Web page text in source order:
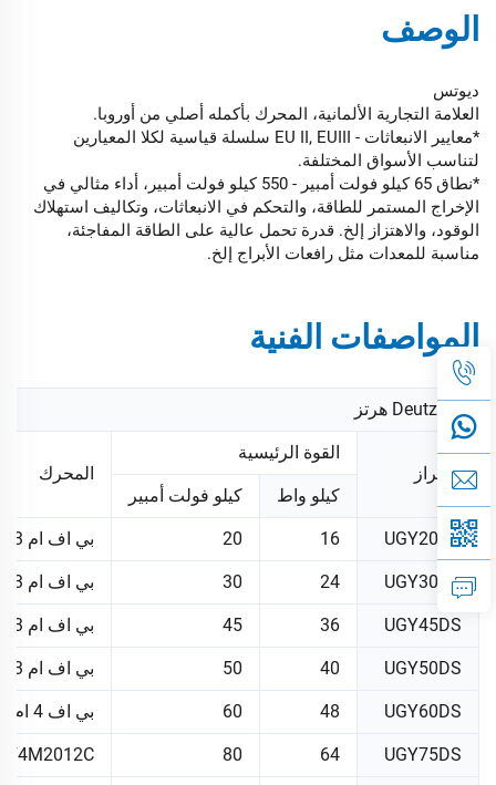
الوصف
ديوتس
العلامة التجارية الألمانية، المحرك بأكمله أصلي من أوروبا.
*معايير الانبعاثات - EU II, EUIII سلسلة قياسية لكلا المعيارين
لتناسب الأسواق المختلفة.
*نطاق 65 كيلو فولت أمبير - 550 كيلو فولت أمبير، أداء مثالي في
الإخراج المستمر للطاقة، والتحكم في الانبعاثات، وتكاليف استهلاك
الوقود، والاهتزاز إلخ. قدرة تحمل عالية على الطاقة المفاجئة،
مناسبة للمعدات مثل رافعات الأبراج إلخ.
المواصفات الفنية
Deutz 50 هرتز
الطراز
القوة الرئيسية
المحرك
كيلو واط
كيلو فولت أمبير
UGY20DS
16
20 بي اف ام 3 جي 1
UGY30DS
24
30 بي اف ام 3 جي 2
UGY45DS
36
45 بي اف ام 3 تي
UGY50DS
40
50 بي اف ام 3 سي
UGY60DS
48
60 بي اف 4 ام 2012
UGY75DS
64
80